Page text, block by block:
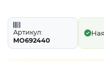
Артикул:
MO692440